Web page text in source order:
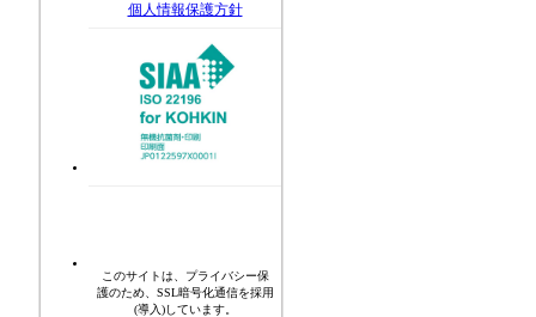
個人情報保護方針
このサイトは、プライバシー保
護のため、SSL暗号化通信を採用
(導入)しています。